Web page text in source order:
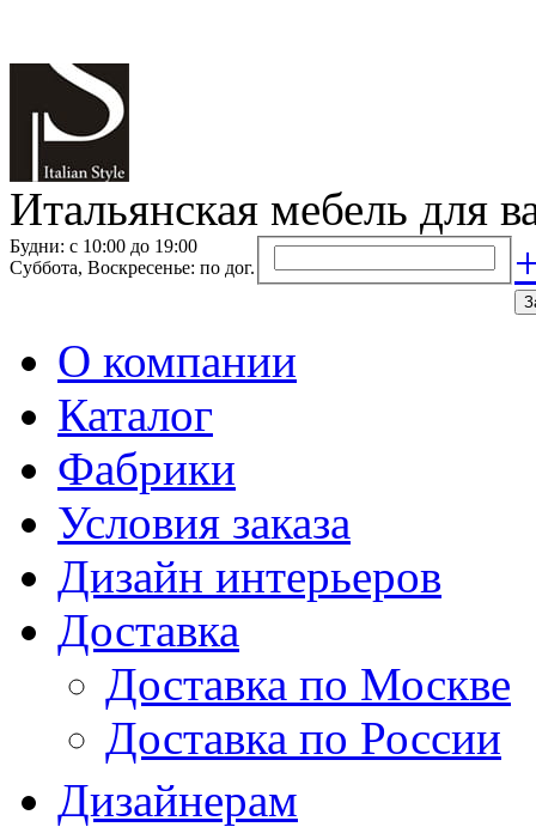
Итальянская мебель для
Будни: с 10:00 до 19:00
Суббота, Воскресенье: по дог.
О компании
Каталог
Фабрики
Условия заказа
Дизайн интерьеров
Доставка
Доставка по Москве
Доставка по России
Дизайнерам